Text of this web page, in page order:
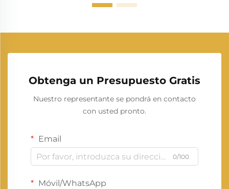
Obtenga un Presupuesto Gratis
Nuestro representante se pondrá en contacto
con usted pronto.
Email
0/100
Móvil/WhatsApp